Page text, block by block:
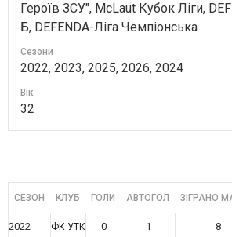
Героїв ЗСУ", McLaut Кубок Ліги,
Б, DEFENDA-Ліга Чемпіонська
Сезони
2022, 2023, 2025, 2026, 2024
Вік
32
СЕЗОН КЛУБ ГОЛИ АВТОГОЛ ЗІГРАНО
2022 ФК УТК 0 1 8